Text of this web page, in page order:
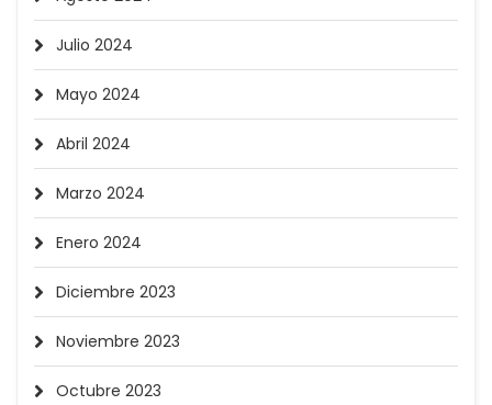
Julio 2024
Mayo 2024
Abril 2024
Marzo 2024
Enero 2024
Diciembre 2023
Noviembre 2023
Octubre 2023